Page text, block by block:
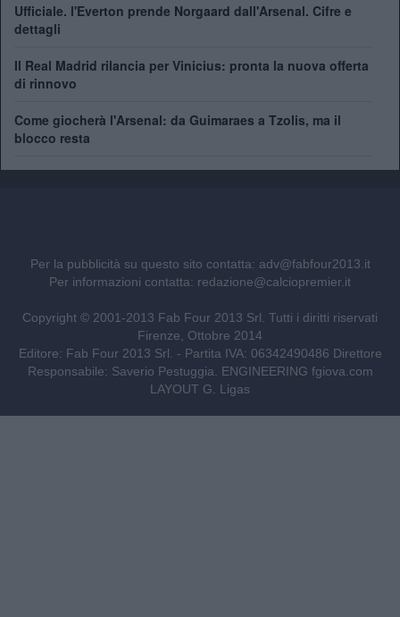
Ufficiale. l'Everton prende Norgaard dall'Arsenal. Cifre e
dettagli
Il Real Madrid rilancia per Vinicius: pronta la nuova offerta
di rinnovo
Come giocherà l'Arsenal: da Guimaraes a Tzolis, ma il
blocco resta
Per la pubblicità su questo sito contatta: adv@fabfour2013.it
Per informazioni contatta: redazione@calciopremier.it
Copyright © 2001-2013 Fab Four 2013 Srl. Tutti i diritti riservati
Firenze, Ottobre 2014
Editore: Fab Four 2013 Srl. - Partita IVA: 06342490486 Direttore
Responsabile: Saverio Pestuggia. ENGINEERING fgiova.com
LAYOUT G. Ligas